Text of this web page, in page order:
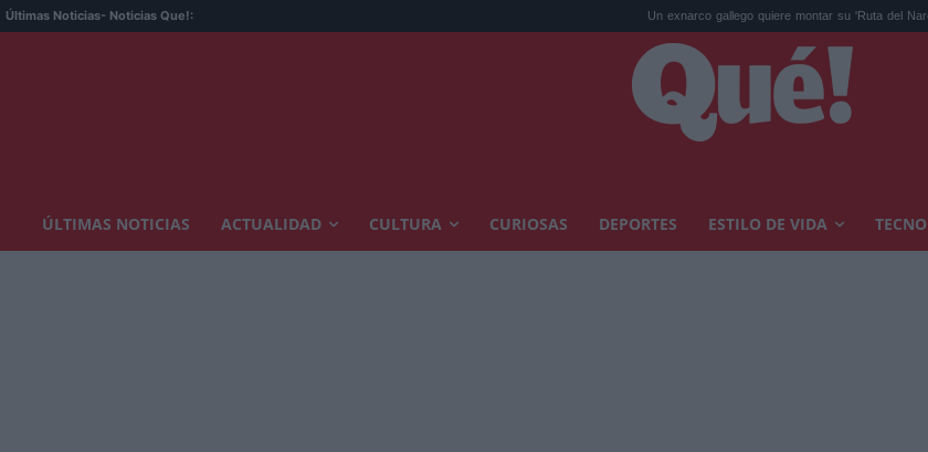
Últimas Noticias- Noticias Que!: Un exnarco gallego quiere montar su 'Ruta del Narc... Kit
ÚLTIMAS NOTICIAS ACTUALIDAD CULTURA CURIOSAS DEPORTES ESTILO DE VIDA